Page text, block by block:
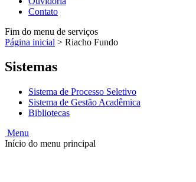
Contato
Fim do menu de serviços
Página inicial > Riacho Fundo
Sistemas
Sistema de Processo Seletivo
Sistema de Gestão Acadêmica
Bibliotecas
Menu
Início do menu principal